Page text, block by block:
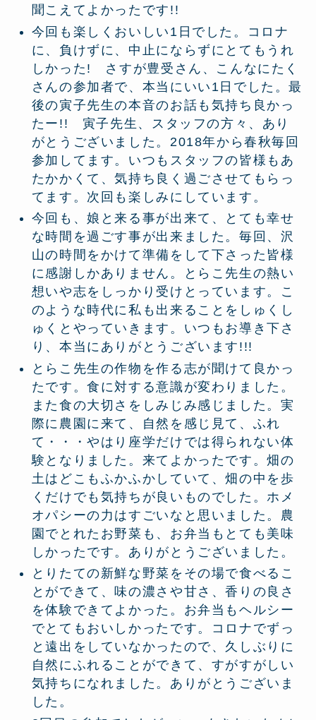
聞こえてよかったです!!
今回も楽しくおいしい1日でした。コロナ
に、負けずに、中止にならずにとてもうれ
しかった! さすが豊受さん、こんなにたく
さんの参加者で、本当にいい1日でした。最
後の寅子先生の本音のお話も気持ち良かっ
たー!! 寅子先生、スタッフの方々、あり
がとうございました。2018年から春秋毎回
参加してます。いつもスタッフの皆様もあ
たかかくて、気持ち良く過ごさせてもらっ
てます。次回も楽しみにしています。
今回も、娘と来る事が出来て、とても幸せ
な時間を過ごす事が出来ました。毎回、沢
山の時間をかけて準備をして下さった皆様
に感謝しかありません。とらこ先生の熱い
想いや志をしっかり受けとっています。こ
のような時代に私も出来ることをしゅくし
ゅくとやっていきます。いつもお導き下さ
り、本当にありがとうございます!!!
とらこ先生の作物を作る志が聞けて良かっ
たです。食に対する意識が変わりました。
また食の大切さをしみじみ感じました。実
際に農園に来て、自然を感じ見て、ふれ
て・・・やはり座学だけでは得られない体
験となりました。来てよかったです。畑の
土はどこもふかふかしていて、畑の中を歩
くだけでも気持ちが良いものでした。ホメ
オパシーの力はすごいなと思いました。農
園でとれたお野菜も、お弁当もとても美味
しかったです。ありがとうございました。
とりたての新鮮な野菜をその場で食べるこ
とができて、味の濃さや甘さ、香りの良さ
を体験できてよかった。お弁当もヘルシー
でとてもおいしかったです。コロナでずっ
と遠出をしていなかったので、久しぶりに
自然にふれることができて、すがすがしい
気持ちになれました。ありがとうございま
した。